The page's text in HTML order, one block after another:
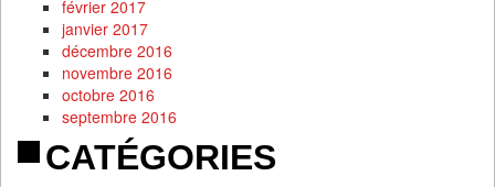
février 2017
janvier 2017
décembre 2016
novembre 2016
octobre 2016
septembre 2016
CATÉGORIES